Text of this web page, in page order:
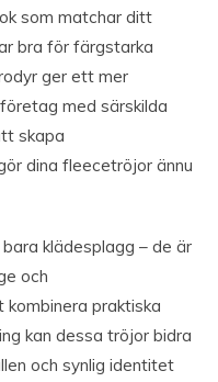
som matchar ditt
bra för färgstarka
ger ett mer
med särskilda
skapa
dina fleecetröjor ännu
klädesplagg – de är
och
kombinera praktiska
kan dessa tröjor bidra
och synlig identitet